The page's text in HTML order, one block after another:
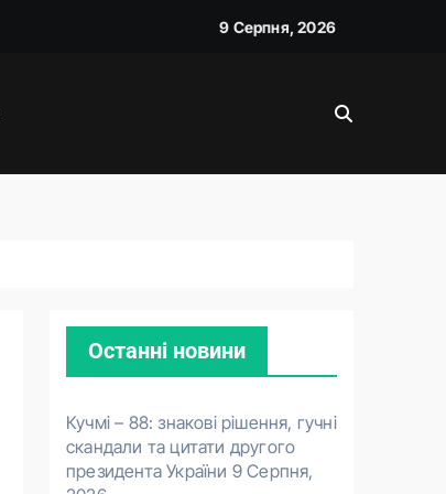
9 Серпня, 2026
Останні новини
Кучмі – 88: знакові рішення, гучні
скандали та цитати другого
президента України 9 Серпня,